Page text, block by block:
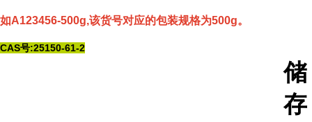
如A123456-500g,该货号对应的包装规格为500g。
CAS号:25150-61-2
储
存